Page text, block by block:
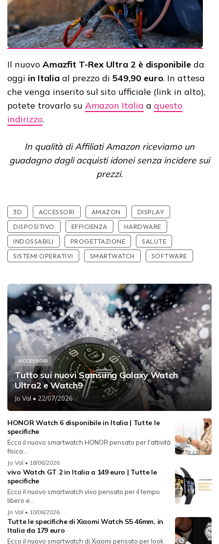
Il nuovo Amazfit T-Rex Ultra 2 è disponibile da
oggi in Italia al prezzo di 549,90 euro. In attesa
che venga inserito sul sito ufficiale (link in alto),
potete trovarlo su Amazon Italia a questo
indirizzo.
In qualità di Affiliati Amazon riceviamo un
guadagno dagli acquisti idonei senza incidere sui
prezzi.
3D ACCESSORI AMAZON
DISPLAY
DISPOSITIVO
EFFICIENZA
HARDWARE
INDOSSABILI
PROGETTAZIONE
SALUTE
SISTEMI OPERATIVI
SMARTWATCH SOFTWARE
ACCESSORI
Tutto sui nuovi Samsung Galaxy Watch
Ultra2 e Watch9
Jo Val • 22/07/2026
HONOR Watch 6 disponibile in Italia | Tutte le
specifiche
Ecco il nuovo smartwatch HONOR pensato per l'attività
fisica...
Jo Val • 18/06/2026
vivo Watch GT 2 in Italia a 149 euro | Tutte le
specifiche
Ecco il nuovo smartwatch vivo pensato per il tempo
libero e...
Jo Val • 10/06/2026
Tutte le specifiche di Xiaomi Watch S5 46mm, in
Italia da 179 euro
Ecco il nuovo smartwatch di Xiaomi pensato per look